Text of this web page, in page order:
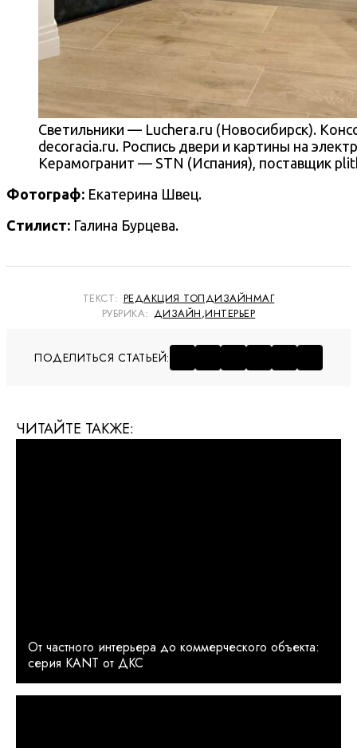
Светильники — Luchera.ru (Новосибирск).
decoracia.ru. Роспись двери и картины на
Керамогранит — STN (Испания), поставщик
Фотограф: Екатерина Швец.
Стилист: Галина Бурцева.
ТЕКСТ: РЕДАКЦИЯ ТОПДИЗАЙНМАГ
РУБРИКА: ДИЗАЙН,ИНТЕРЬЕР
ПОДЕЛИТЬСЯ СТАТЬЕЙ:
ЧИТАЙТЕ ТАКЖЕ:
От частного интерьера до коммерческого объекта:
серия KANT от ДКС